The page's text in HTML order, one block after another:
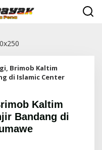
Brimob Kaltim
di Islamic Center
Kaltim
Bandang di